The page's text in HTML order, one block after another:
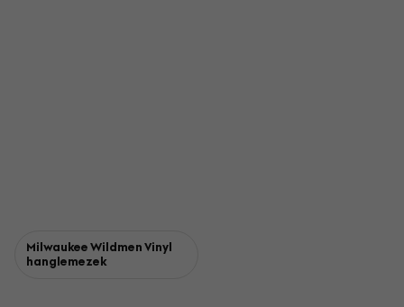
Milwaukee Wildmen Vinyl
hanglemezek